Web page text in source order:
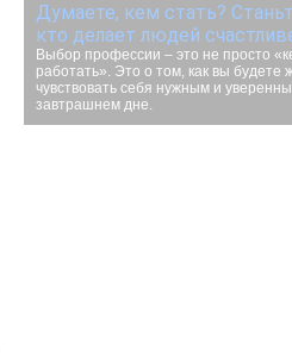
Думаете, кем стать?
кто делает людей
Выбор профессии – это не просто
работать». Это о том, как вы будете
чувствовать себя нужным и
завтрашнем дне.